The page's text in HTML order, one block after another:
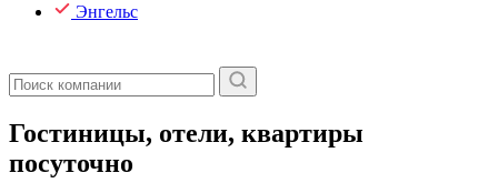
Энгельс
Гостиницы, отели, квартиры
посуточно